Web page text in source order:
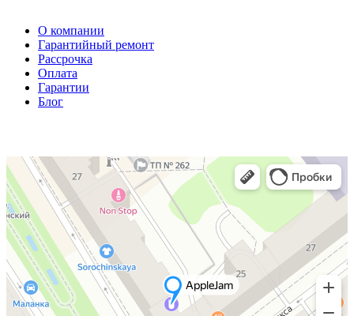
О компании
Гарантийный ремонт
Рассрочка
Оплата
Гарантии
Блог